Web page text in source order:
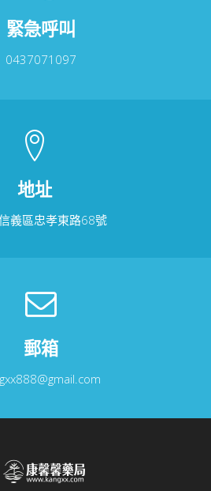
緊急呼叫
0437071097
地址
義區忠孝東路68號
郵箱